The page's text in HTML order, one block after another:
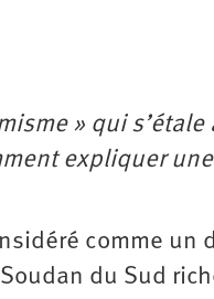
» qui s’étale
expliquer
comme un
du Sud